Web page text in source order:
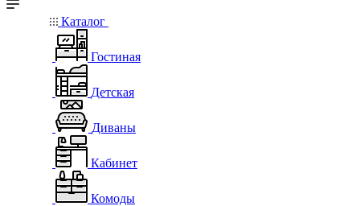
Каталог
Гостиная
Детская
Диваны
Кабинет
Комоды